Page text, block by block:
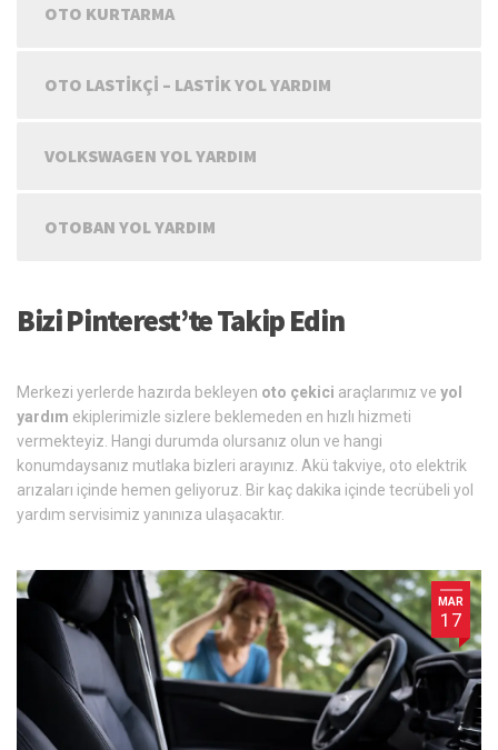
OTO KURTARMA
OTO LASTIKÇI – LASTIK YOL YARDIM
VOLKSWAGEN YOL YARDIM
OTOBAN YOL YARDIM
Bizi Pinterest’te Takip Edin
Merkezi yerlerde hazırda bekleyen oto çekici araçlarımız ve yol
yardım ekiplerimizle sizlere beklemeden en hızlı hizmeti
vermekteyiz. Hangi durumda olursanız olun ve hangi
konumdaysanız mutlaka bizleri arayınız. Akü takviye, oto elektrik
arızaları içinde hemen geliyoruz. Bir kaç dakika içinde tecrübeli yol
yardım servisimiz yanınıza ulaşacaktır.
MAR
17